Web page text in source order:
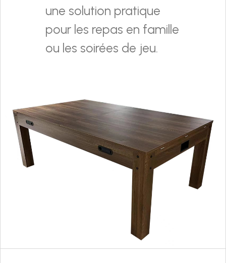
une solution pratique
pour les repas en famille
ou les soirées de jeu.